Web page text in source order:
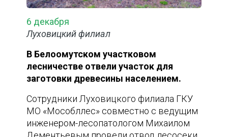
6 декабря
Луховицкий филиал
В Белоомутском участковом
лесничестве отвели участок для
заготовки древесины населением.
Сотрудники Луховицкого филиала ГКУ
МО «Мособллес» совместно с ведущим
инженером-лесопатологом Михаилом